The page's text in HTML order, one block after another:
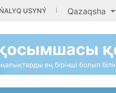
USYNÝ Qazaqsha